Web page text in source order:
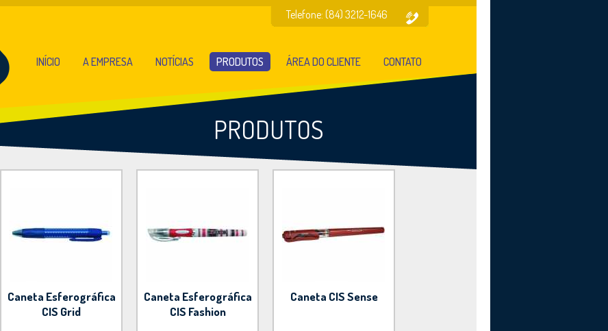
Telefone: (84) 3212-1646
INÍCIO A EMPRESA NOTÍCIAS PRODUTOS ÁREA DO CLIENTE CONTATO
PRODUTOS
Caneta Esferográfica
CIS Grid
Caneta Esferográfica
CIS Fashion
Caneta CIS Sense